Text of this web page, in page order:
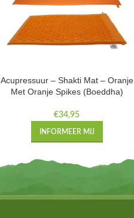
Acupressuur – Shakti Mat – Oranje
Met Oranje Spikes (Boeddha)
€34,95
INFORMEER MIJ